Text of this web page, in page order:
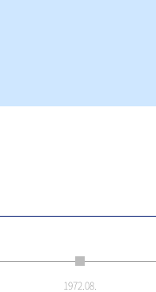
1972.08.